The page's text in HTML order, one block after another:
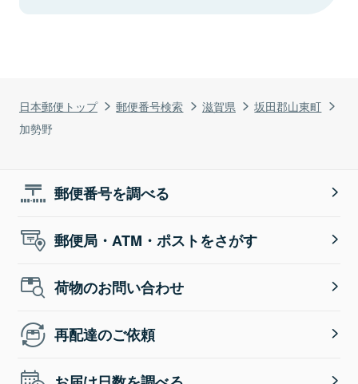
日本郵便トップ 郵便番号検索 滋賀県
坂田郡山東町
加勢野
郵便番号を調べる
郵便局・ATM・ポストをさがす
荷物のお問い合わせ
再配達のご依頼